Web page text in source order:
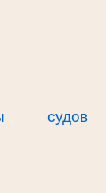
судов